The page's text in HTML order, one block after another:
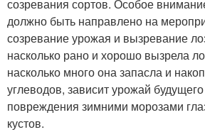
созревания сортов. Особое
должно быть направлено на
созревание урожая и вызревание
насколько рано и хорошо вызрела
насколько много она запасла и
углеводов, зависит урожай
повреждения зимними морозами
кустов.